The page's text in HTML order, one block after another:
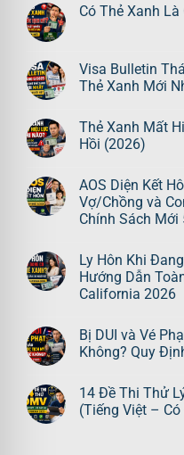
Có Thẻ Xanh
Visa Bulletin
Thẻ Xanh Mới
Thẻ Xanh Mất
Hồi (2026)
AOS Diện Kết
Vợ/Chồng và
Chính Sách
Ly Hôn Khi
Hướng Dẫn
California 2026
Bị DUI và Vé
Không? Quy
14 Đề Thi Thử
(Tiếng Việt –